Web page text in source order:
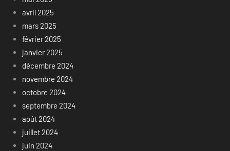
avril 2025
mars 2025
février 2025
janvier 2025
décembre 2024
novembre 2024
octobre 2024
septembre 2024
août 2024
juillet 2024
juin 2024